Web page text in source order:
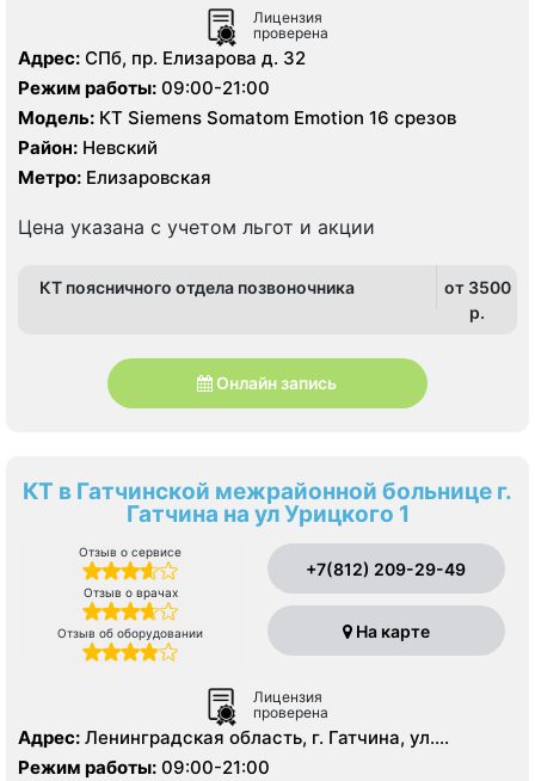
Лицензия
проверена
Адрес: СПб, пр. Елизарова д. 32
Режим работы: 09:00-21:00
Модель: КТ Siemens Somatom Emotion 16 срезов
Район: Невский
Метро: Елизаровская
Цена указана с учетом льгот и акции
КТ поясничного отдела позвоночника
от 3500
p.
Онлайн запись
КТ в Гатчинской межрайонной больнице г.
Гатчина на ул Урицкого 1
Отзыв о сервисе
Отзыв о врачах
Отзыв об оборудовании
+7(812) 209-29-49
На карте
Лицензия
проверена
Адрес: Ленинградская область, г. Гатчина, ул.
Урицкого д. 1
Режим работы: 09:00-21:00